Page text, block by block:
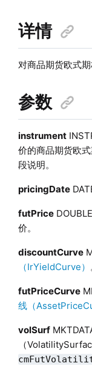
详情
对商品期货欧式期
参数
instrument
价的商品期货欧
段说明。
pricingDate
futPrice
价。
discountCurve
（IrYieldCurve）
futPriceCurve
线（
volSurf
（